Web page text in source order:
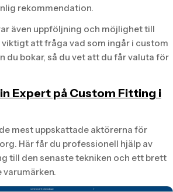
rekommendation.
även uppföljning och möjlighet till
att fråga vad som ingår i custom
bokar, så du vet att du får valuta för
Expert på Custom Fitting i
mest uppskattade aktörerna för
Här får du professionell hjälp av
till den senaste tekniken och ett brett